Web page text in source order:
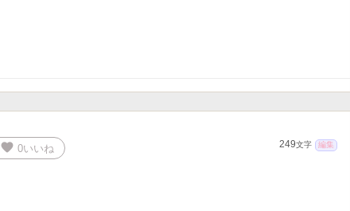
249文字 編集
favorite 0いいね